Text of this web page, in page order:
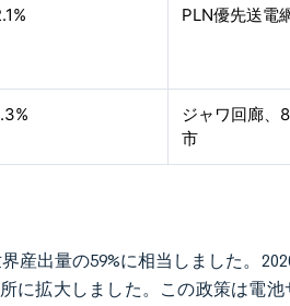
PLN優先送電
ジャワ回廊、
市
産出量の59%に相当しました。
に拡大しました。この政策は電